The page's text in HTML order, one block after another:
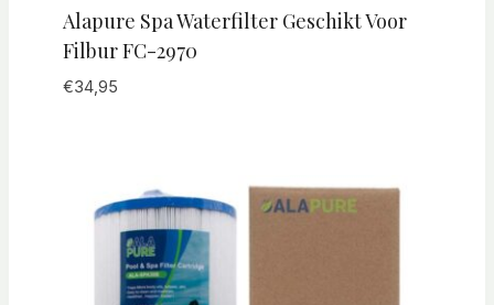
Alapure Spa Waterfilter Geschikt Voor
Filbur FC-2970
€34,95